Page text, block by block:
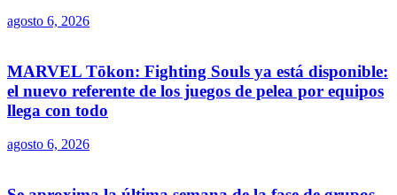
agosto 6, 2026
MARVEL Tōkon: Fighting Souls ya está disponible:
el nuevo referente de los juegos de pelea por equipos
llega con todo
agosto 6, 2026